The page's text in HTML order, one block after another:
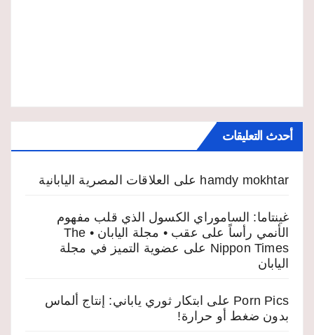
أحدث التعليقات
hamdy mokhtar على العلاقات المصرية اليابانية
غينتاما: الساموراي الكسول الذي قلب مفهوم
الأنمي رأساً على عقب • مجلة اليابان • The
Nippon Times على عضوية التميز في مجلة
اليابان
Porn Pics على ابتكار ثوري ياباني: إنتاج ألماس
بدون ضغط أو حرارة!